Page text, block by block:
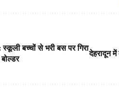
स्कूली बच्चों से भरी बस पर गिरा
देहरादून